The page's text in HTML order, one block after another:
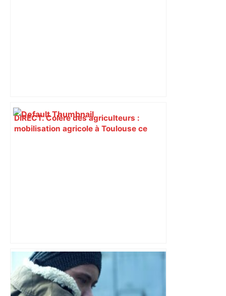
DIRECT. Colère des agriculteurs :
mobilisation agricole à Toulouse ce
Top 14 : Perpignan mate le leader
Toulouse et quitte la dernière place –
lanouvellerepublique.fr